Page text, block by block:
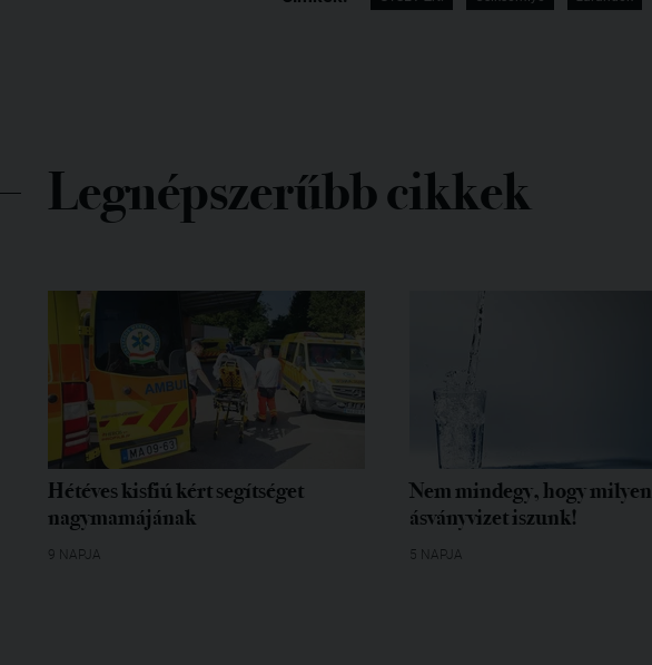
Legnépszerűbb cikkek
Hétéves kisfiú kért segítséget
nagymamájának
9 NAPJA
Nem mindegy, hogy milyen
ásványvizet iszunk!
5 NAPJA